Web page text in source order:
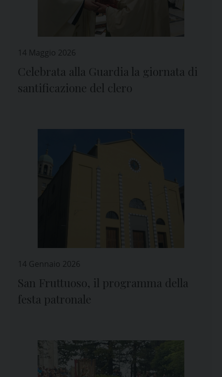
14 Maggio 2026
Celebrata alla Guardia la giornata di
santificazione del clero
14 Gennaio 2026
San Fruttuoso, il programma della
festa patronale